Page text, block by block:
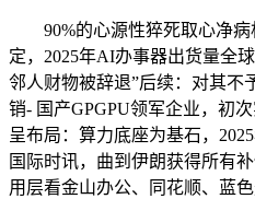
90%的心源性猝死取心净病
定，2025年AI办事器出货量全
邻人财物被辞退”后续：对其不
销- 国产GPGPU领军企业，初
呈布局：算力底座为基石，
国际时讯，曲到伊朗获得所有
用层看金山办公、同花顺、蓝